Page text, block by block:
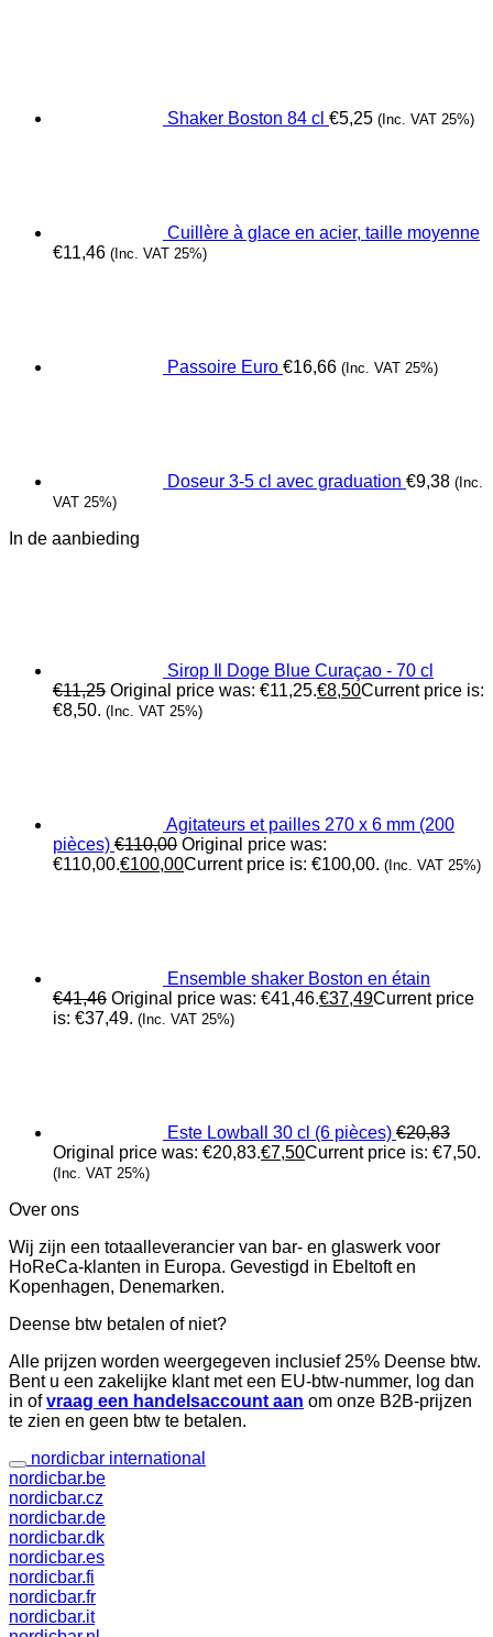
Shaker Boston 84 cl €5,25 (Inc. VAT 25%)
Cuillère à glace en acier, taille moyenne
€11,46 (Inc. VAT 25%)
Passoire Euro €16,66 (Inc. VAT 25%)
Doseur 3-5 cl avec graduation €9,38 (Inc.
VAT 25%)
In de aanbieding
Sirop Il Doge Blue Curaçao - 70 cl
€11,25 Original price was: €11,25.€8,50Current price is:
€8,50. (Inc. VAT 25%)
Agitateurs et pailles 270 x 6 mm (200
pièces) €110,00 Original price was:
€110,00.€100,00Current price is: €100,00. (Inc. VAT 25%)
Ensemble shaker Boston en étain
€41,46 Original price was: €41,46.€37,49Current price
is: €37,49. (Inc. VAT 25%)
Este Lowball 30 cl (6 pièces) €20,83
Original price was: €20,83.€7,50Current price is: €7,50.
(Inc. VAT 25%)
Over ons
Wij zijn een totaalleverancier van bar- en glaswerk voor
HoReCa-klanten in Europa. Gevestigd in Ebeltoft en
Kopenhagen, Denemarken.
Deense btw betalen of niet?
Alle prijzen worden weergegeven inclusief 25% Deense btw.
Bent u een zakelijke klant met een EU-btw-nummer, log dan
in ofvraag een handelsaccount aan om onze B2B-prijzen
te zien en geen btw te betalen.
nordicbar international
nordicbar.be
nordicbar.cz
nordicbar.de
nordicbar.dk
nordicbar.es
nordicbar.fi
nordicbar.fr
nordicbar.it